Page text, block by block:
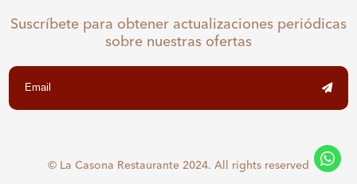
Suscríbete para obtener actualizaciones periódicas
sobre nuestras ofertas
© La Casona Restaurante 2024. All rights reserved